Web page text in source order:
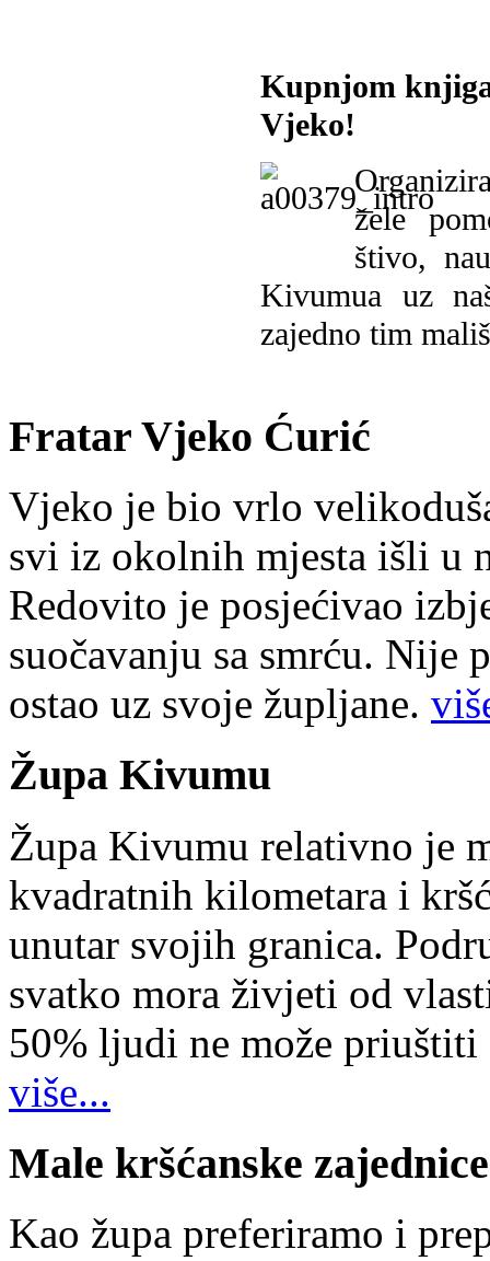
Kupnjom
Vjeko!
žele
štivo,
Kivumua uz
zajedno tim
Fratar Vjeko Ćurić
Vjeko je bio vrlo
svi iz okolnih mjesta išli u
Redovito je posjećivao
suočavanju sa smrću. Nije
ostao uz svoje župljane.
Župa Kivumu
Župa Kivumu relativno je
kvadratnih kilometara i
unutar svojih granica.
svatko mora živjeti od
50% ljudi ne može
više...
Male kršćanske zajednice
Kao župa preferiramo i